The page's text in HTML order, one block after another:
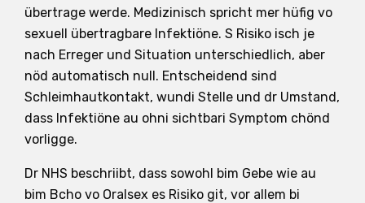
übertrage werde. Medizinisch spricht mer hüfig vo
sexuell übertragbare Infektiöne. S Risiko isch je
nach Erreger und Situation unterschiedlich, aber
nöd automatisch null. Entscheidend sind
Schleimhautkontakt, wundi Stelle und dr Umstand,
dass Infektiöne au ohni sichtbari Symptom chönd
vorligge.
Dr NHS beschriibt, dass sowohl bim Gebe wie au
bim Bcho vo Oralsex es Risiko git, vor allem bi